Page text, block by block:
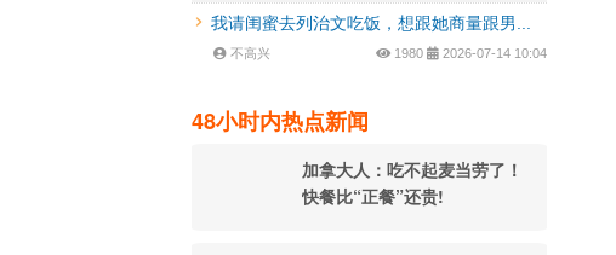
我请闺蜜去列治文吃饭，想跟她商量跟男...
不高兴 1980 2026-07-14 10:04
48小时内热点新闻
加拿大人：吃不起麦当劳了！
快餐比“正餐”还贵!